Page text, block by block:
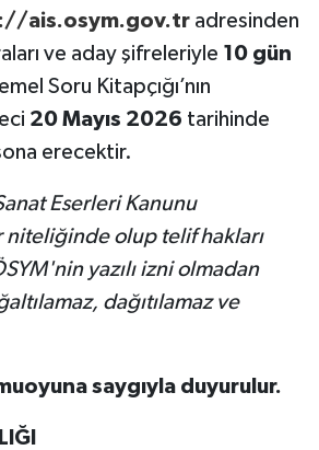
ais.osym.gov.tr adresinden
ve aday şifreleriyle 10 gün
Soru Kitapçığı’nın
20 Mayıs 2026 tarihinde
erecektir.
Eserleri Kanunu
niteliğinde olup telif hakları
yazılı izni olmadan
dağıtılamaz ve
saygıyla duyurulur.